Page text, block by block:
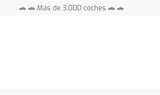
🚗 🚗 Más de 3.000 coches 🚗 🚗